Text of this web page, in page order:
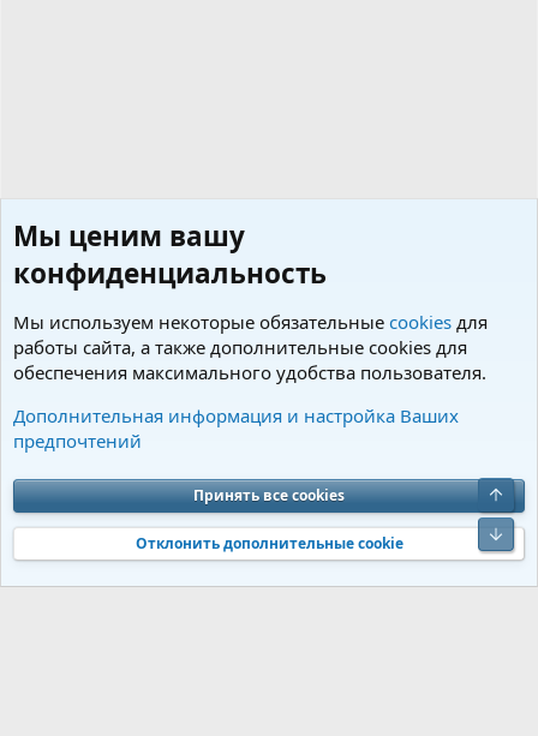
Пользователи
Cookies Charm by DCom
Обратная связь
Условия и правила
Политика конфиденциальности
Помощь
S
S
Community platform by XenForo® © 2010-2026 XenForo Ltd. Перевод от
Jumuro®|Media embeds via s9e/MediaSites
Мы ценим вашу
конфиденциальность
Мы используем некоторые обязательные cookies для
работы сайта, а также дополнительные cookies для
обеспечения максимального удобства пользователя.
Дополнительная информация и настройка Ваших
предпочтений
Принять все cookies
Отклонить дополнительные cookie
Верх
Низ